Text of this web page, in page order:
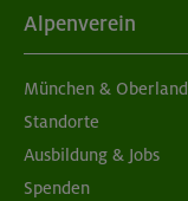
Alpenverein
München & Oberland
Standorte
Ausbildung & Jobs
Spenden